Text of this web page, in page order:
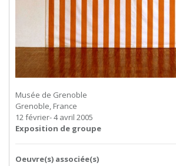
Musée de Grenoble
Grenoble, France
12 février- 4 avril 2005
Exposition de groupe
Oeuvre(s) associée(s)